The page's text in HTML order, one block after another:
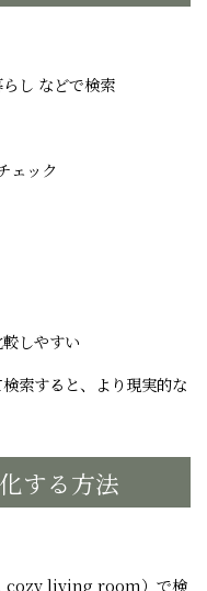
し などで検索
ェック
しやすい
索すると、より現実的な
する方法
cozy living room）で検